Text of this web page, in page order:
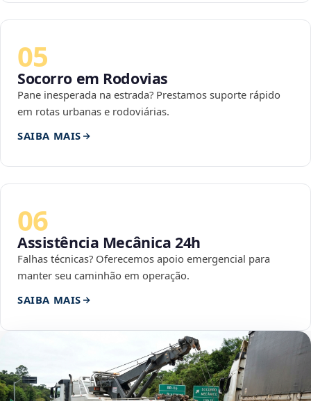
05
Socorro em Rodovias
Pane inesperada na estrada? Prestamos suporte rápido
em rotas urbanas e rodoviárias.
SAIBA MAIS
06
Assistência Mecânica 24h
Falhas técnicas? Oferecemos apoio emergencial para
manter seu caminhão em operação.
SAIBA MAIS